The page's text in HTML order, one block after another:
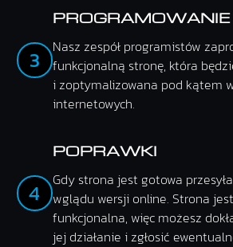
3
PROGRAMOWANIE
Nasz zespół programistów
funkcjonalną stronę, która
i zoptymalizowana pod kątem
internetowych.
4
POPRAWKI
Gdy strona jest gotowa
wglądu wersji online. Strona
funkcjonalna, więc możesz
jej działanie i zgłosić